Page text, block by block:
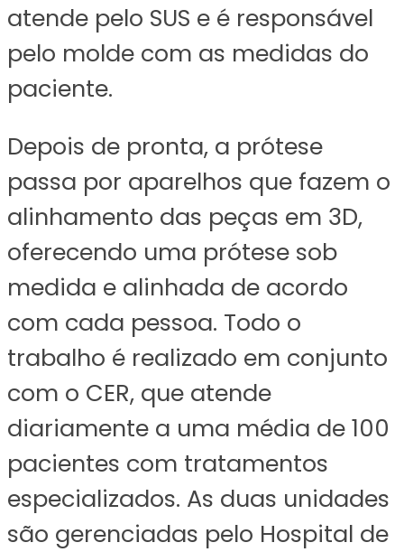
atende pelo SUS e é responsável
pelo molde com as medidas do
paciente.
Depois de pronta, a prótese
passa por aparelhos que fazem o
alinhamento das peças em 3D,
oferecendo uma prótese sob
medida e alinhada de acordo
com cada pessoa. Todo o
trabalho é realizado em conjunto
com o CER, que atende
diariamente a uma média de 100
pacientes com tratamentos
especializados. As duas unidades
são gerenciadas pelo Hospital de